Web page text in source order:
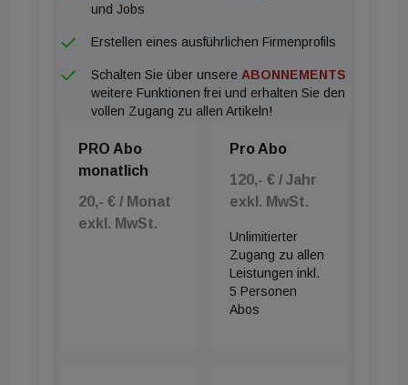
und Jobs
Erstellen eines ausführlichen Firmenprofils
Schalten Sie über unsere ABONNEMENTS
weitere Funktionen frei und erhalten Sie den
vollen Zugang zu allen Artikeln!
PRO Abo
monatlich
20,- € / Monat
exkl. MwSt.
Pro Abo
120,- € / Jahr
exkl. MwSt.
Unlimitierter
Zugang zu allen
Leistungen inkl.
5 Personen
Abos